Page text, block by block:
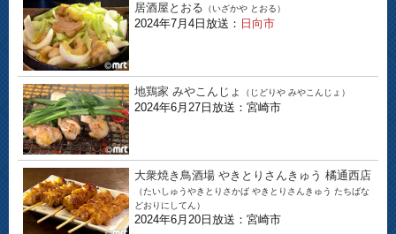
居酒屋とおる （いざかや とおる）
2024年7月4日放送： 日向市
地鶏家 みやこんじょ （じどりや みやこんじょ）
2024年6月27日放送：宮崎市
大衆焼き鳥酒場 やきとりさんきゅう 橘通西店
（たいしゅうやきとりさかば やきとりさんきゅう たちばな
どおりにしてん）
2024年6月20日放送：宮崎市